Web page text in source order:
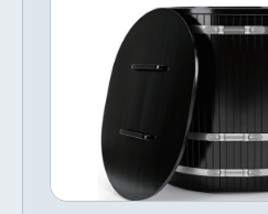
สั่งจอง · 40–70 วัน
integrated system
chilling, filtration, and
sleek unit. Features Dual Hot & Cold therapy
system Seats 2 people
Built-in heating &
filtration & circulation
with insulated cabinet
installation Easy to
อ่างน้ำแข็งทรงถังไม้สีด
This striking black
crafted from vertical
stainless steel hoops,
Nordic aesthetic. It
fitted oval lid featuring
insulation and hygiene
฿91,806